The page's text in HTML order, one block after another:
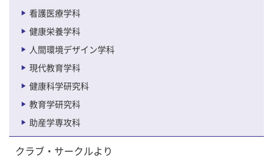
看護医療学科
健康栄養学科
人間環境デザイン学科
現代教育学科
健康科学研究科
教育学研究科
助産学専攻科
クラブ・サークルより